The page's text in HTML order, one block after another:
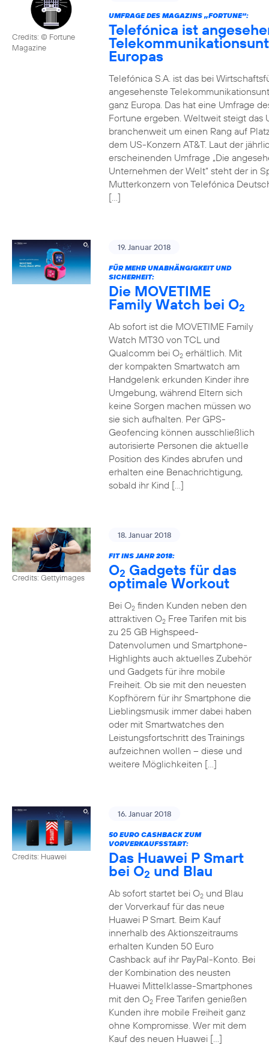
Credits: © Fortune
Magazine
UMFRAGE DES MAGAZINS „FORTUNE“:
Telefónica ist
Europas
Telefónica S.A. ist das bei
angesehenste
ganz Europa. Das hat eine Umfrage
Fortune ergeben. Weltweit steigt das
branchenweit um einen Rang auf
dem US-Konzern AT&T. Laut der
erscheinenden Umfrage „Die
Unternehmen der Welt“ steht der in
Mutterkonzern von Telefónica
[…]
19. Januar 2018
FÜR MEHR UNABHÄNGIGKEIT UND
SICHERHEIT:
Die MOVETIME
Family Watch bei O2
Ab sofort ist die MOVETIME Family
Watch MT30 von TCL und
Qualcomm bei O2erhältlich. Mit
der kompakten Smartwatch am
Handgelenk erkunden Kinder ihre
Umgebung, während Eltern sich
keine Sorgen machen müssen wo
sie sich aufhalten. Per GPS-
Geofencing können ausschließlich
autorisierte Personen die aktuelle
Position des Kindes abrufen und
erhalten eine Benachrichtigung,
sobald ihr Kind […]
Credits: Gettyimages
18. Januar 2018
FIT INS JAHR 2018:
O2 Gadgets für das
optimale Workout
Bei O2finden Kunden neben den
attraktiven O2Free Tarifen mit bis
zu 25 GB Highspeed-
Datenvolumen und Smartphone-
Highlights auch aktuelles Zubehör
und Gadgets für ihre mobile
Freiheit. Ob sie mit den neuesten
Kopfhörern für ihr Smartphone die
Lieblingsmusik immer dabei haben
oder mit Smartwatches den
Leistungsfortschritt des Trainings
aufzeichnen wollen – diese und
weitere Möglichkeiten […]
Credits: Huawei
16. Januar 2018
50 EURO CASHBACK ZUM
VORVERKAUFSSTART:
Das Huawei P Smart
bei O2 und Blau
Ab sofort startet bei O2und Blau
der Vorverkauf für das neue
Huawei P Smart. Beim Kauf
innerhalb des Aktionszeitraums
erhalten Kunden 50 Euro
Cashback auf ihr PayPal-Konto. Bei
der Kombination des neusten
Huawei Mittelklasse-Smartphones
mit den O2Free Tarifen genießen
Kunden ihre mobile Freiheit ganz
ohne Kompromisse. Wer mit dem
Kauf des neuen Huawei […]